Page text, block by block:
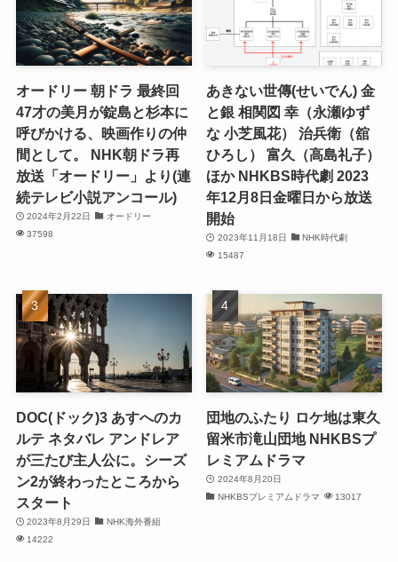
オードリー 朝ドラ 最終回
47才の美月が錠島と杉本に
呼びかける、映画作りの仲
間として。 NHK朝ドラ再
放送「オードリー」より(連
続テレビ小説アンコール)
2024年2月22日
オードリー
37598
あきない世傳(せいでん) 金
と銀 相関図 幸（永瀬ゆず
な 小芝風花） 治兵衛（舘
ひろし） 富久（高島礼子）
ほか NHKBS時代劇 2023
年12月8日金曜日から放送
開始
2023年11月18日
NHK時代劇
15487
DOC(ドック)3 あすへのカ
ルテ ネタバレ アンドレア
が三たび主人公に。シーズ
ン2が終わったところから
スタート
2023年8月29日
NHK海外番組
14222
団地のふたり ロケ地は東久
留米市滝山団地 NHKBSプ
レミアムドラマ
2024年8月20日
NHKBSプレミアムドラマ
13017